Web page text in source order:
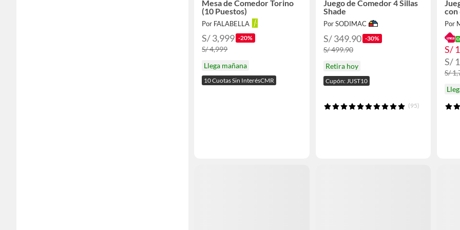
Mesa de Comedor Torino
(10 Puestos)
Por FALABELLA
S/ 3,999 -20%
S/ 4,999
Llega mañana
10 Cuotas Sin InterésCMR
Juego de Comedor 4 Sillas
Shade
Por SODIMAC
S/ 349.90 -30%
S/ 499.90
Retira hoy
Cupón: JUST10
(95)
con
Por
S/
S/
S/